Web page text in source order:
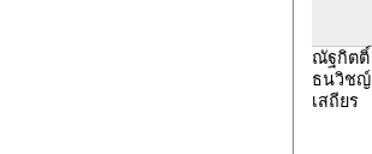
ณัฐกิตติ์
ธนวิชญ์
เสถียร